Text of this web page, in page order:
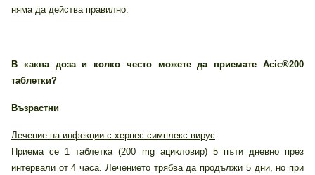
няма да действа правилно.
В каква доза и колко често можете да приемате Acic®200
таблетки?
Възрастни
Лечение на инфекции с херпес симплекс вирус
Приема се 1 таблетка (200 mg ацикловир) 5 пъти дневно през
интервали от 4 часа. Лечението трябва да продължи 5 дни, но при